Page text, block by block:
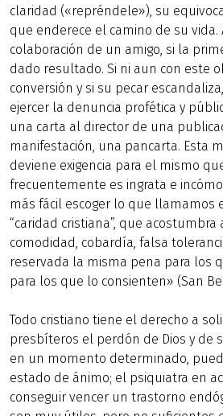
claridad («repréndele»), su
que enderece el camino de su vida.
colaboración de un amigo, si la
dado resultado. Si ni aun con este
conversión y si su pecar
ejercer la denuncia profética y
una carta al director de una
manifestación, una pancarta. Esta
deviene exigencia para el mismo
frecuentemente es ingrata e
más fácil escoger lo que llamamos
“caridad cristiana”, que acostumbra
comodidad, cobardía, falsa
reservada la misma pena para los
para los que lo consienten» (San
Todo cristiano tiene el derecho a
presbíteros el perdón de Dios y de
en un momento determinado,
estado de ánimo; el psiquiatra en
conseguir vencer un trastorno